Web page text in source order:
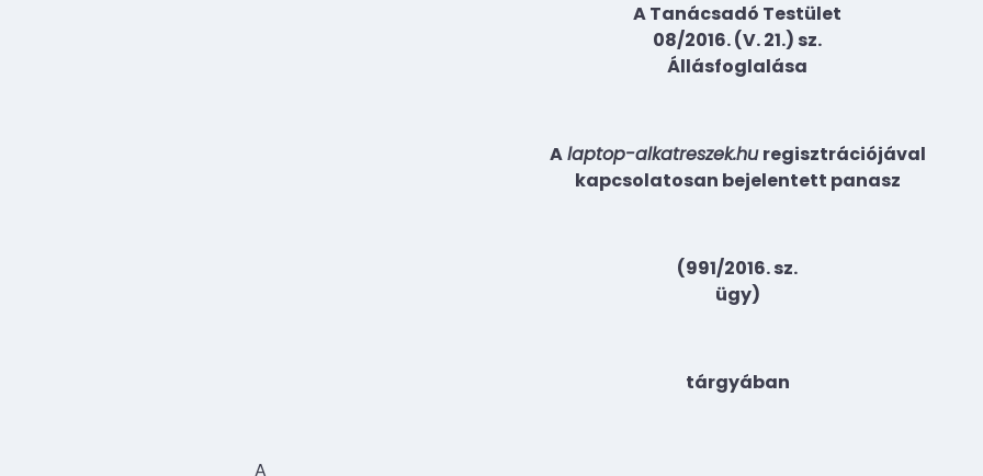
A Tanácsadó Testület
08/2016. (V. 21.) sz.
Állásfoglalása
Alaptop-alkatreszek.hu regisztrációjával
kapcsolatosan bejelentett panasz
(991/2016. sz.
ügy)
tárgyában
A